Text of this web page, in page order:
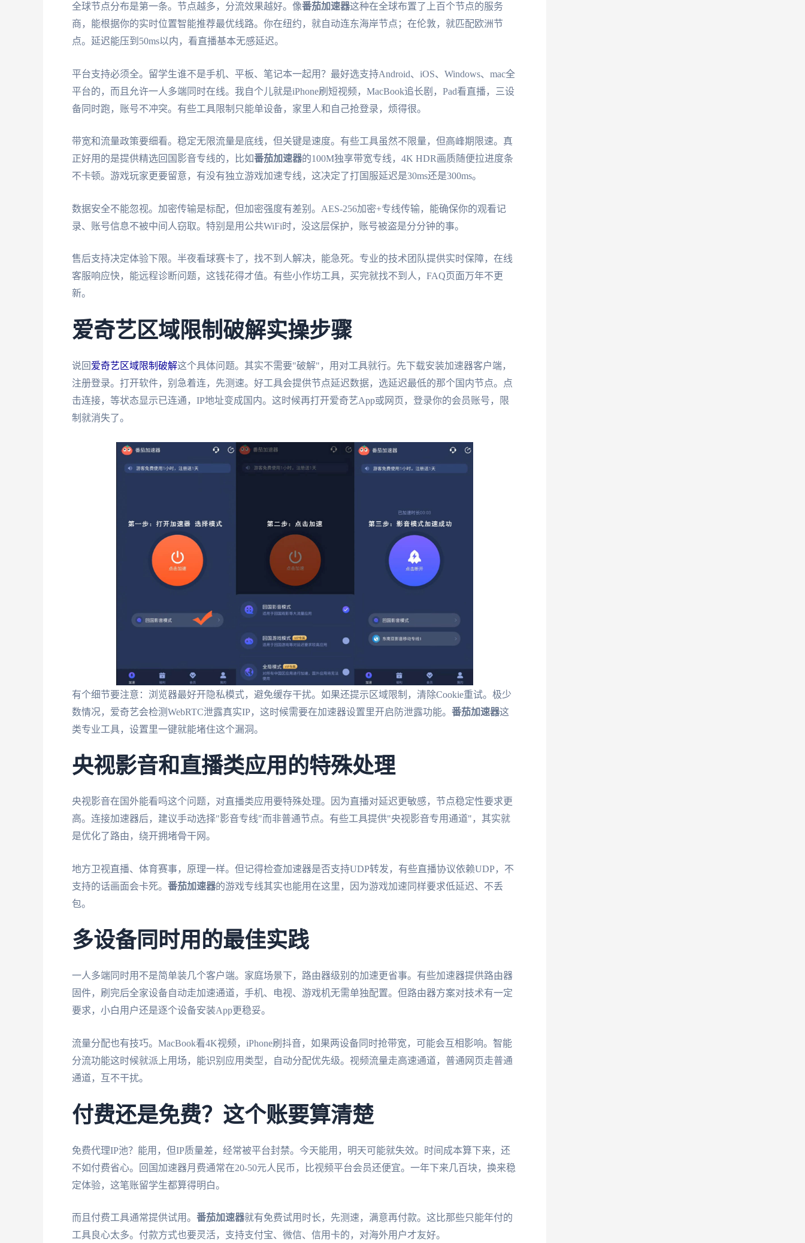
全球节点分布是第一条。节点越多，分流效果越好。像番茄加速器这种在全球布置了上百个节点的服务
商，能根据你的实时位置智能推荐最优线路。你在纽约，就自动连东海岸节点；在伦敦，就匹配欧洲节
点。延迟能压到50ms以内，看直播基本无感延迟。
平台支持必须全。留学生谁不是手机、平板、笔记本一起用？最好选支持Android、iOS、Windows、mac全
平台的，而且允许一人多端同时在线。我自个儿就是iPhone刷短视频，MacBook追长剧，Pad看直播，三设
备同时跑，账号不冲突。有些工具限制只能单设备，家里人和自己抢登录，烦得很。
带宽和流量政策要细看。稳定无限流量是底线，但关键是速度。有些工具虽然不限量，但高峰期限速。真
正好用的是提供精选回国影音专线的，比如番茄加速器的100M独享带宽专线，4K HDR画质随便拉进度条
不卡顿。游戏玩家更要留意，有没有独立游戏加速专线，这决定了打国服延迟是30ms还是300ms。
数据安全不能忽视。加密传输是标配，但加密强度有差别。AES-256加密+专线传输，能确保你的观看记
录、账号信息不被中间人窃取。特别是用公共WiFi时，没这层保护，账号被盗是分分钟的事。
售后支持决定体验下限。半夜看球赛卡了，找不到人解决，能急死。专业的技术团队提供实时保障，在线
客服响应快，能远程诊断问题，这钱花得才值。有些小作坊工具，买完就找不到人，FAQ页面万年不更
新。
爱奇艺区域限制破解实操步骤
说回 爱奇艺区域限制破解这个具体问题。其实不需要"破解"，用对工具就行。先下载安装加速器客户端，
注册登录。打开软件，别急着连，先测速。好工具会提供节点延迟数据，选延迟最低的那个国内节点。点
击连接，等状态显示已连通，IP地址变成国内。这时候再打开爱奇艺App或网页，登录你的会员账号，限
制就消失了。
有个细节要注意：浏览器最好开隐私模式，避免缓存干扰。如果还提示区域限制，清除Cookie重试。极少
数情况，爱奇艺会检测WebRTC泄露真实IP，这时候需要在加速器设置里开启防泄露功能。 番茄加速器这
类专业工具，设置里一键就能堵住这个漏洞。
央视影音和直播类应用的特殊处理
央视影音在国外能看吗这个问题，对直播类应用要特殊处理。因为直播对延迟更敏感，节点稳定性要求更
高。连接加速器后，建议手动选择"影音专线"而非普通节点。有些工具提供"央视影音专用通道"，其实就
是优化了路由，绕开拥堵骨干网。
地方卫视直播、体育赛事，原理一样。但记得检查加速器是否支持UDP转发，有些直播协议依赖UDP，不
支持的话画面会卡死。 番茄加速器的游戏专线其实也能用在这里，因为游戏加速同样要求低延迟、不丢
包。
多设备同时用的最佳实践
一人多端同时用不是简单装几个客户端。家庭场景下，路由器级别的加速更省事。有些加速器提供路由器
固件，刷完后全家设备自动走加速通道，手机、电视、游戏机无需单独配置。但路由器方案对技术有一定
要求，小白用户还是逐个设备安装App更稳妥。
流量分配也有技巧。MacBook看4K视频，iPhone刷抖音，如果两设备同时抢带宽，可能会互相影响。智能
分流功能这时候就派上用场，能识别应用类型，自动分配优先级。视频流量走高速通道，普通网页走普通
通道，互不干扰。
付费还是免费？这个账要算清楚
免费代理IP池？能用，但IP质量差，经常被平台封禁。今天能用，明天可能就失效。时间成本算下来，还
不如付费省心。回国加速器月费通常在20-50元人民币，比视频平台会员还便宜。一年下来几百块，换来稳
定体验，这笔账留学生都算得明白。
而且付费工具通常提供试用。 番茄加速器就有免费试用时长，先测速，满意再付款。这比那些只能年付的
工具良心太多。付款方式也要灵活，支持支付宝、微信、信用卡的，对海外用户才友好。